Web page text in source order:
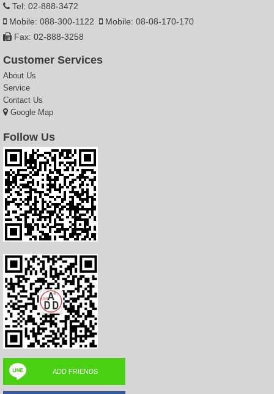
Tel: 02-888-3472
Mobile: 088-300-1122
Mobile: 08-08-170-170
Fax: 02-888-3258
Customer Services
About Us
Service
Contact Us
Google Map
Follow Us
ADD FRIENDS